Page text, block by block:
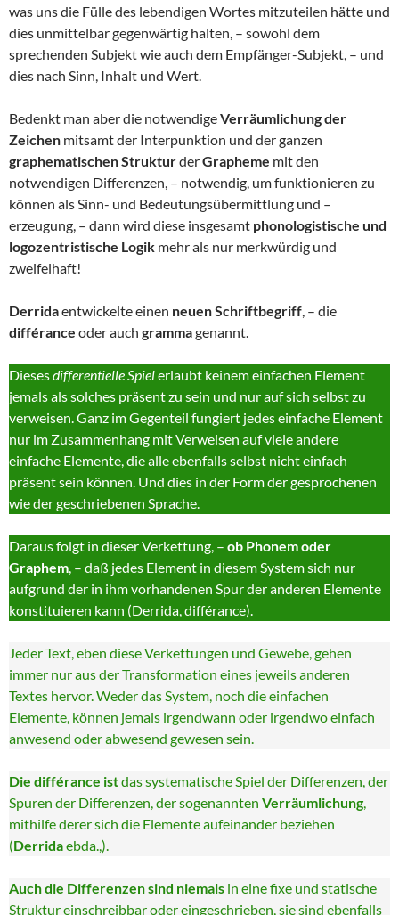
was uns die Fülle des lebendigen Wortes mitzuteilen hätte und
dies unmittelbar gegenwärtig halten, – sowohl dem
sprechenden Subjekt wie auch dem Empfänger-Subjekt, – und
dies nach Sinn, Inhalt und Wert.
Bedenkt man aber die notwendigeVerräumlichung der
Zeichen mitsamt der Interpunktion und der ganzen
graphematischen StrukturderGrapheme mit den
notwendigen Differenzen, – notwendig, um funktionieren zu
können als Sinn- und Bedeutungsübermittlung und –
erzeugung, – dann wird diese insgesamt phonologistische und
logozentristische Logik mehr als nur merkwürdig und
zweifelhaft!
Derridaentwickelte einen neuen Schriftbegriff, – die
différance oder auch grammagenannt.
Diesesdifferentielle Spielerlaubt keinem einfachen Element
jemals als solches präsent zu sein und nur auf sich selbst zu
verweisen. Ganz im Gegenteil fungiert jedes einfache Element
nur im Zusammenhang mit Verweisen auf viele andere
einfache Elemente, die alle ebenfalls selbst nicht einfach
präsent sein können. Und dies in der Form der gesprochenen
wie der geschriebenen Sprache.
Daraus folgt in dieser Verkettung, – ob Phonem oder
Graphem, – daß jedes Element in diesem System sich nur
aufgrund der in ihm vorhandenen Spur der anderen Elemente
konstituieren kann (Derrida, différance).
Jeder Text, eben diese Verkettungen und Gewebe, gehen
immer nur aus der Transformation eines jeweils anderen
Textes hervor. Weder das System, noch die einfachen
Elemente, können jemals irgendwann oder irgendwo einfach
anwesend oder abwesend gewesen sein.
Die différance istdas systematische Spiel der Differenzen, der
Spuren der Differenzen, der sogenannten Verräumlichung,
mithilfe derer sich die Elemente aufeinander beziehen
(Derridaebda.,).
Auch die Differenzen sind niemals in eine fixe und statische
Struktur einschreibbar oder eingeschrieben, sie sind ebenfalls